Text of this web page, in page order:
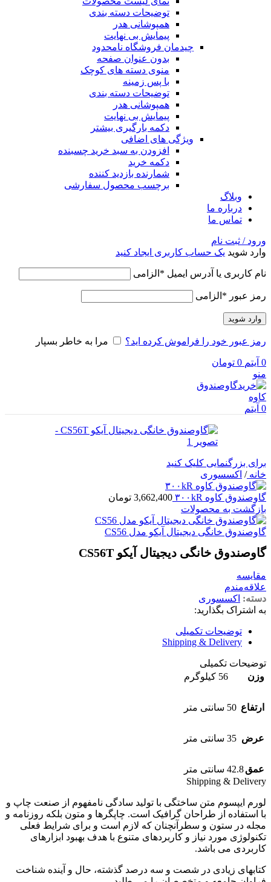
توضیحات دسته بندی
همپوشانی هدر
پیمایش بی نهایت
چیدمان فروشگاه نامحدود
بدون عنوان صفحه
منوی دسته های کوچک
با پس زمینه
توضیحات دسته بندی
همپوشانی هدر
پیمایش بی نهایت
دکمه بارگیری بیشتر
ویژگی های اضافی
افزودن به سبد خرید چسبنده
دکمه خرید
شمارنده بازدید کننده
برچسب محصول سفارشی
وبلاگ
درباره ما
تماس ما
ورود / ثبت نام
وارد شوید یک حساب کاربری ایجاد کنید
نام کاربری یا آدرس ایمیل * الزامی
رمز عبور * الزامی
وارد شوید
رمز عبور خود را فراموش کرده اید؟ مرا به خاطر بسپار
0 آیتم 0 تومان
منو
0 آیتم
برای بزرگنمایی کلیک کنید
خانه/ اکسسوری
گاوصندوق کاوه ۳۰۰kR 3,662,400 تومان
بازگشت به محصولات
گاوصندوق خانگی دیجیتال آیکو مدل CS56
گاوصندوق خانگی دیجیتال آیکو CS56T
مقایسه
علاقه‌مندم
دسته: اکسسوری
به اشتراک بگذارید:
توضیحات تکمیلی
Shipping & Delivery
توضیحات تکمیلی
وزن
56 کیلوگرم
ارتفاع 50 سانتی متر
عرض 35 سانتی متر
عمق42.8 سانتی متر
Shipping & Delivery
لورم ایپسوم متن ساختگی با تولید سادگی نامفهوم از صنعت چاپ و
با استفاده از طراحان گرافیک است. چاپگرها و متون بلکه روزنامه و
مجله در ستون و سطرآنچنان که لازم است و برای شرایط فعلی
تکنولوژی مورد نیاز و کاربردهای متنوع با هدف بهبود ابزارهای
کاربردی می باشد.
کتابهای زیادی در شصت و سه درصد گذشته، حال و آینده شناخت